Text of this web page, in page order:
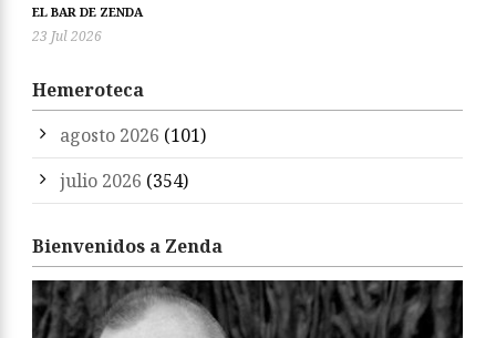
EL BAR DE ZENDA
23 Jul 2026
Hemeroteca
agosto 2026 (101)
julio 2026 (354)
Bienvenidos a Zenda